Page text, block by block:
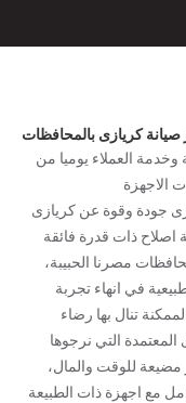
صيانة كريازى بالمحافظات
وخدمة العملاء يوميا من
الاجهزة
جودة وقوة عن كريازى
اصلاح ذات قدرة فائقة
مصرنا الحبيبة،
في انهاء تجربة
تنال بها رضاء
التي نرجوها
للوقت والمال،
مع اجهزة ذات الطبيعة